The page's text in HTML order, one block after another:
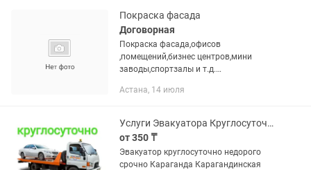
Покраска фасада
Договорная
Покраска фасада,офисов
,помещений,бизнес центров,мини
заводы,спортзалы и т.д.
ламината,дверей,сантехника,электром
Астана, 14 июля
Услуги Эвакуатора Круглосуточно Караганда Срочно Недорого Быстро Платформа
от 350 ₸
Эвакуатор круглосуточно недорого
срочно Караганда Карагандинская